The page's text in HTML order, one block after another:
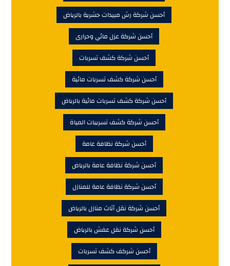
أحسن شركة رش مبيدات حشرية بالرياض
أحسن شركة عزل مائي وحرارى
أحسن شركة كشف تسربات
أحسن شركة كشف تسربات مائية
أحسن شركة كشف تسربات مائية بالرياض
أحسن شركة كشف تسريبات المياة
أحسن شركة نظافة عامة
أحسن شركة نظافة عامة بالرياض
أحسن شركة نظافة عامة للمنازل
أحسن شركة نقل أثاث منازل بالرياض
أحسن شركة نقل عفش بالرياض
أحسن شركف كشف تسربات